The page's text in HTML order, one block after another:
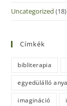
Uncategorized (18)
Címkék
bibliterapia
egyedülálló anya
imagináció